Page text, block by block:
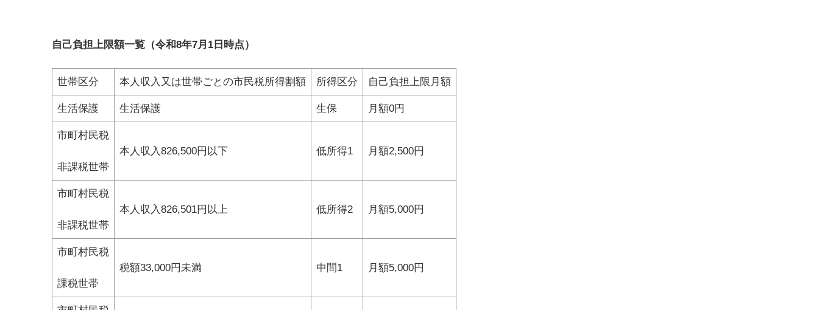
自己負担上限額一覧（令和8年7月1日時点）
世帯区分 本人収入又は世帯ごとの市民税所得割額 所得区分 自己負担上限月額
生活保護 生活保護 生保 月額0円
市町村民税
非課税世帯
本人収入826,500円以下 低所得1 月額2,500円
市町村民税
非課税世帯
本人収入826,501円以上 低所得2 月額5,000円
市町村民税
課税世帯
税額33,000円未満 中間1 月額5,000円